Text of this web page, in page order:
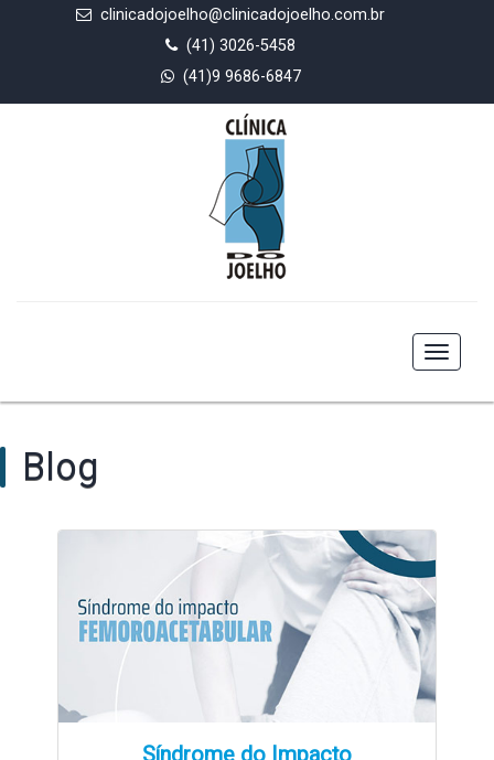
clinicadojoelho@clinicadojoelho.com.br
(41) 3026-5458
(41)9 9686-6847
Toggle
Blog